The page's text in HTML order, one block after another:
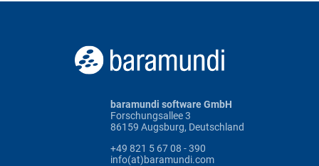
baramundi software GmbH
Forschungsallee 3
86159 Augsburg, Deutschland
+49 821 5 67 08 - 390
info(at)baramundi.com